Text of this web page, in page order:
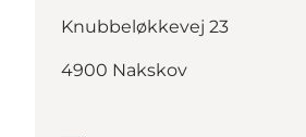
Knubbeløkkevej 23
4900 Nakskov